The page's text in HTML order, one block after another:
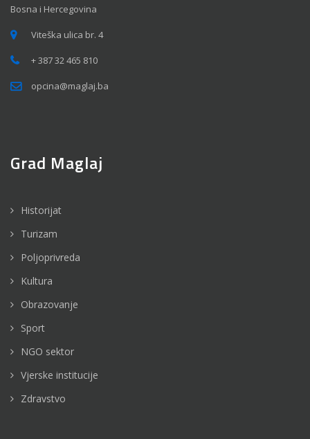
Bosna i Hercegovina
Viteška ulica br. 4
+ 387 32 465 810
opcina@maglaj.ba
Grad Maglaj
Historijat
Turizam
Poljoprivreda
Kultura
Obrazovanje
Sport
NGO sektor
Vjerske institucije
Zdravstvo